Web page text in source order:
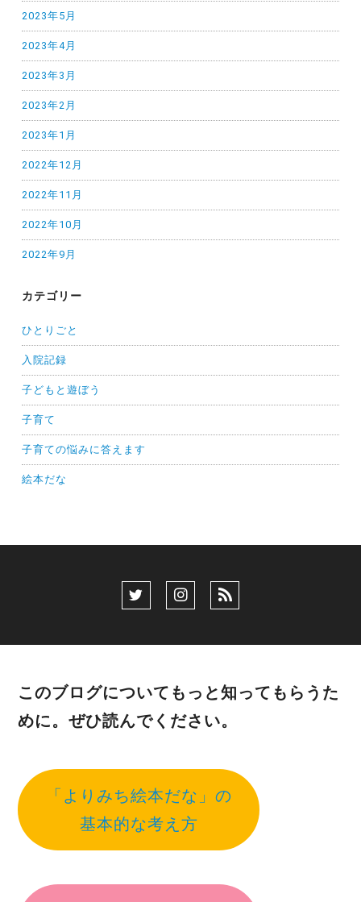
2023年5月
2023年4月
2023年3月
2023年2月
2023年1月
2022年12月
2022年11月
2022年10月
2022年9月
カテゴリー
ひとりごと
入院記録
子どもと遊ぼう
子育て
子育ての悩みに答えます
絵本だな
このブログについてもっと知ってもらうた
めに。ぜひ読んでください。
「よりみち絵本だな」の
基本的な考え方